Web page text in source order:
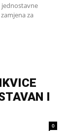
jednostavne
za
I
0